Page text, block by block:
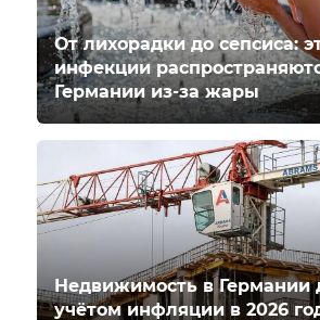
От лихорадки до сепсиса:
инфекции
Германии из-за жары
Недвижимость в Германии
учётом инфляции в 2026